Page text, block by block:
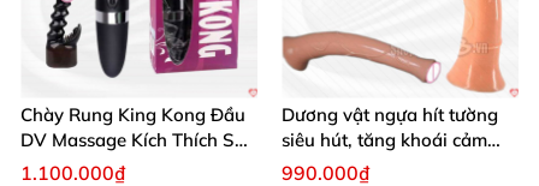
Chày Rung King Kong Đầu
DV Massage Kích Thích Sâu
Mạnh Mẽ
1.100.000₫
Dương vật ngựa hít tường
siêu hút, tăng khoái cảm
tận hưởng
990.000₫